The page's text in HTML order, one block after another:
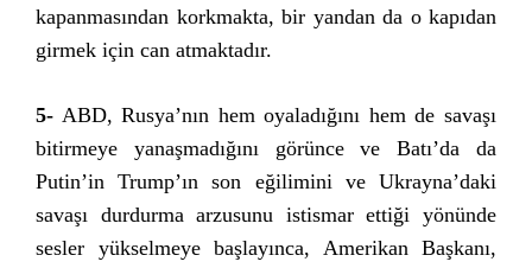
kapanmasından korkmakta, bir yandan da o kapıdan
girmek için can atmaktadır.
5- ABD, Rusya’nın hem oyaladığını hem de savaşı
bitirmeye yanaşmadığını görünce ve Batı’da da
Putin’in Trump’ın son eğilimini ve Ukrayna’daki
savaşı durdurma arzusunu istismar ettiği yönünde
sesler yükselmeye başlayınca, Amerikan Başkanı,